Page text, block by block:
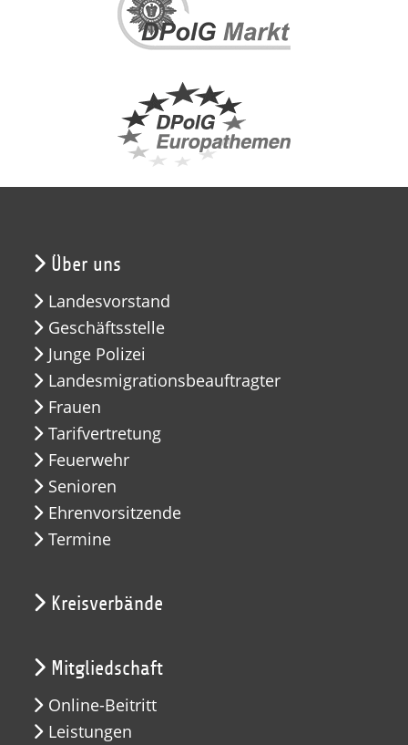
Über uns
Landesvorstand
Geschäftsstelle
Junge Polizei
Landesmigrationsbeauftragter
Frauen
Tarifvertretung
Feuerwehr
Senioren
Ehrenvorsitzende
Termine
Kreisverbände
Mitgliedschaft
Online-Beitritt
Leistungen